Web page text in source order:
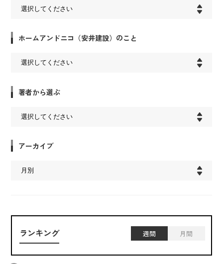
ホームアンドニコ（安井建設）のこと
著者から選ぶ
アーカイブ
ランキング 週間 月間